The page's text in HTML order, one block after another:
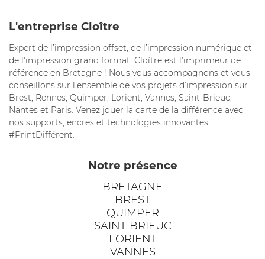
L'entreprise Cloître
Expert de l’impression offset, de l’impression numérique et
de l'impression grand format, Cloître est l’imprimeur de
référence en Bretagne ! Nous vous accompagnons et vous
conseillons sur l’ensemble de vos projets d’impression sur
Brest, Rennes, Quimper, Lorient, Vannes, Saint-Brieuc,
Nantes et Paris. Venez jouer la carte de la différence avec
nos supports, encres et technologies innovantes
#PrintDifférent.
Notre présence
BRETAGNE
BREST
QUIMPER
SAINT-BRIEUC
LORIENT
VANNES